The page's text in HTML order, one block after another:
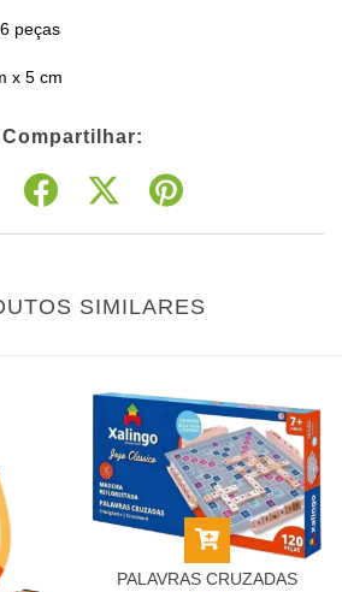
peças
x 5 cm
Compartilhar:
SIMILARES
PALAVRAS CRUZADAS